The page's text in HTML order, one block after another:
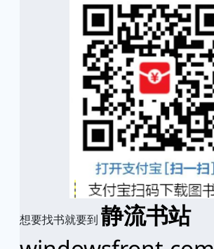
想要找书就要到 静流书站